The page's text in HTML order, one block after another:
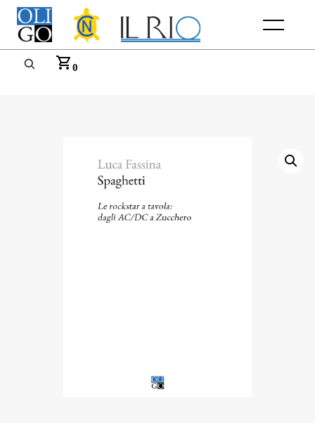
Menu
0